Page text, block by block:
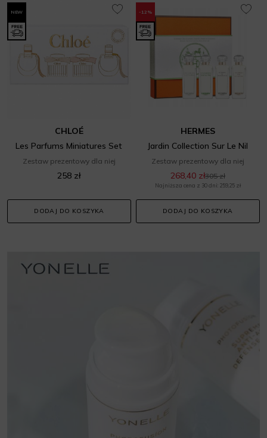
NEW
CHLOÉ
Les Parfums Miniatures Set
Zestaw prezentowy dla niej
258 zł
DODAJ DO KOSZYKA
-12%
HERMES
Jardin Collection Sur Le Nil
Zestaw prezentowy dla niej
268,40 zł305 zł
Najniższa cena z 30 dni: 259,25 zł
DODAJ DO KOSZYKA